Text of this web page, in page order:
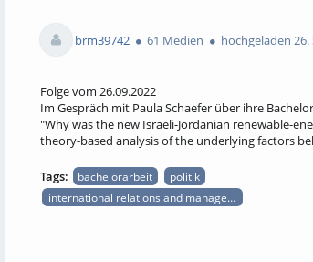
views
brm39742
61 Medien hochgeladen
Folge vom 26.09.2022
Im Gespräch mit Paula Schaefer über ihre
"Why was the new Israeli-Jordanian renewable-
theory-based analysis of the underlying factors
Tags: bachelorarbeit
politik
international relations and management